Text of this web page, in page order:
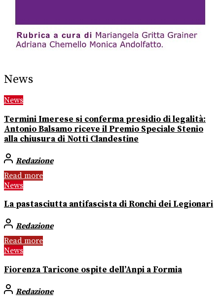
News
News
Termini Imerese si conferma presidio di legalità:
Antonio Balsamo riceve il Premio Speciale Stenio
alla chiusura di Notti Clandestine
Redazione
Read more
News
La pastasciutta antifascista di Ronchi dei Legionari
Redazione
Read more
News
Fiorenza Taricone ospite dell’Anpi a Formia
Redazione